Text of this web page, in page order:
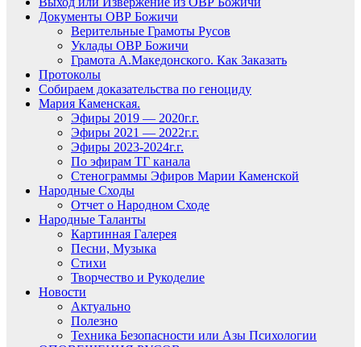
Документы ОВР Божичи
Верительные Грамоты Русов
Уклады ОВР Божичи
Грамота А.Македонского. Как Заказать
Протоколы
Собираем доказательства по геноциду
Мария Каменская.
Эфиры 2019 — 2020г.г.
Эфиры 2021 — 2022г.г.
Эфиры 2023-2024г.г.
По эфирам ТГ канала
Стенограммы Эфиров Марии Каменской
Народные Сходы
Отчет о Народном Сходе
Народные Таланты
Картинная Галерея
Песни, Музыка
Стихи
Творчество и Рукоделие
Новости
Актуально
Полезно
Техника Безопасности или Азы Психологии